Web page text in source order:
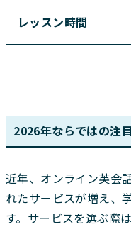
レッスン時間
2026年ならではの注
近年、オンライン英会
れたサービスが増え、
す。サービスを選ぶ際